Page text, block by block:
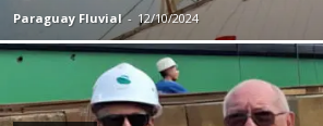
Paraguay Fluvial - 12/10/2024